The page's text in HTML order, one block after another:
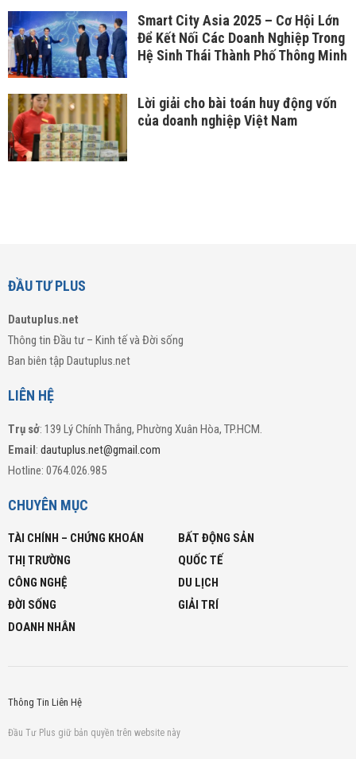
Smart City Asia 2025 – Cơ Hội Lớn
Để Kết Nối Các Doanh Nghiệp Trong
Hệ Sinh Thái Thành Phố Thông Minh
Lời giải cho bài toán huy động vốn
của doanh nghiệp Việt Nam
ĐẦU TƯ PLUS
Dautuplus.net
Thông tin Đầu tư – Kinh tế và Đời sống
Ban biên tập Dautuplus.net
LIÊN HỆ
Trụ sở: 139 Lý Chính Thắng, Phường Xuân Hòa, TP.HCM.
Email: dautuplus.net@gmail.com
Hotline: 0764.026.985
CHUYÊN MỤC
TÀI CHÍNH – CHỨNG KHOÁN
BẤT ĐỘNG SẢN
THỊ TRƯỜNG
QUỐC TẾ
CÔNG NGHỆ
DU LỊCH
ĐỜI SỐNG
GIẢI TRÍ
DOANH NHÂN
Thông Tin Liên Hệ
Đầu Tư Plus giữ bản quyền trên website này